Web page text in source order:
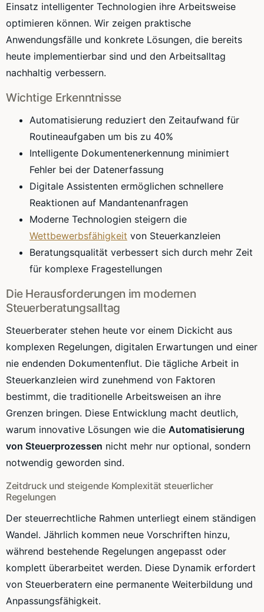
Einsatz intelligenter Technologien ihre Arbeitsweise
optimieren können. Wir zeigen praktische
Anwendungsfälle und konkrete Lösungen, die bereits
heute implementierbar sind und den Arbeitsalltag
nachhaltig verbessern.
Wichtige Erkenntnisse
Automatisierung reduziert den Zeitaufwand für
Routineaufgaben um bis zu 40%
Intelligente Dokumentenerkennung minimiert
Fehler bei der Datenerfassung
Digitale Assistenten ermöglichen schnellere
Reaktionen auf Mandantenanfragen
Moderne Technologien steigern die
Wettbewerbsfähigkeit von Steuerkanzleien
Beratungsqualität verbessert sich durch mehr Zeit
für komplexe Fragestellungen
Die Herausforderungen im modernen
Steuerberatungsalltag
Steuerberater stehen heute vor einem Dickicht aus
komplexen Regelungen, digitalen Erwartungen und einer
nie endenden Dokumentenflut. Die tägliche Arbeit in
Steuerkanzleien wird zunehmend von Faktoren
bestimmt, die traditionelle Arbeitsweisen an ihre
Grenzen bringen. Diese Entwicklung macht deutlich,
warum innovative Lösungen wie die Automatisierung
von Steuerprozessen nicht mehr nur optional, sondern
notwendig geworden sind.
Zeitdruck und steigende Komplexität steuerlicher
Regelungen
Der steuerrechtliche Rahmen unterliegt einem ständigen
Wandel. Jährlich kommen neue Vorschriften hinzu,
während bestehende Regelungen angepasst oder
komplett überarbeitet werden. Diese Dynamik erfordert
von Steuerberatern eine permanente Weiterbildung und
Anpassungsfähigkeit.